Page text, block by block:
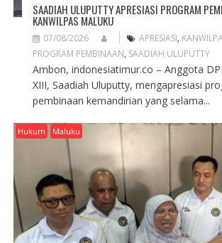
SAADIAH ULUPUTTY APRESIASI PROGRAM
KANWILPAS MALUKU
07/08/2026 APRESIASI,
PROGRAM PEMBINAAN, SAADIAH ULUPUTTY
Ambon, indonesiatimur.co – Anggota
XIII, Saadiah Uluputty, mengapresiasi
pembinaan kemandirian yang selama...
Hukum Maluku